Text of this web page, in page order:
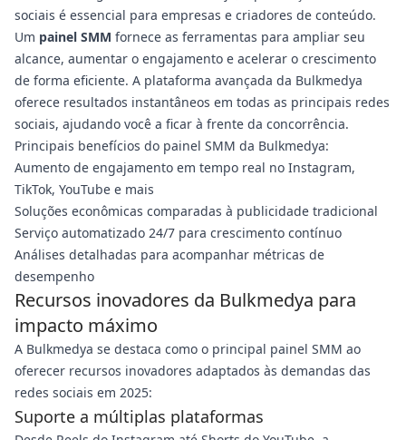
sociais é essencial para empresas e criadores de conteúdo.
Um painel SMM fornece as ferramentas para ampliar seu
alcance, aumentar o engajamento e acelerar o crescimento
de forma eficiente. A plataforma avançada da Bulkmedya
oferece resultados instantâneos em todas as principais redes
sociais, ajudando você a ficar à frente da concorrência.
Principais benefícios do painel SMM da Bulkmedya:
Aumento de engajamento em tempo real no Instagram,
TikTok, YouTube e mais
Soluções econômicas comparadas à publicidade tradicional
Serviço automatizado 24/7 para crescimento contínuo
Análises detalhadas para acompanhar métricas de
desempenho
Recursos inovadores da Bulkmedya para
impacto máximo
A Bulkmedya se destaca como o principal painel SMM ao
oferecer recursos inovadores adaptados às demandas das
redes sociais em 2025:
Suporte a múltiplas plataformas